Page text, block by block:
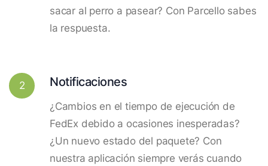
sacar al perro a pasear? Con Parcello sabes
la respuesta.
2 Notificaciones
¿Cambios en el tiempo de ejecución de
FedEx debido a ocasiones inesperadas?
¿Un nuevo estado del paquete? Con
nuestra aplicación siempre verás cuando